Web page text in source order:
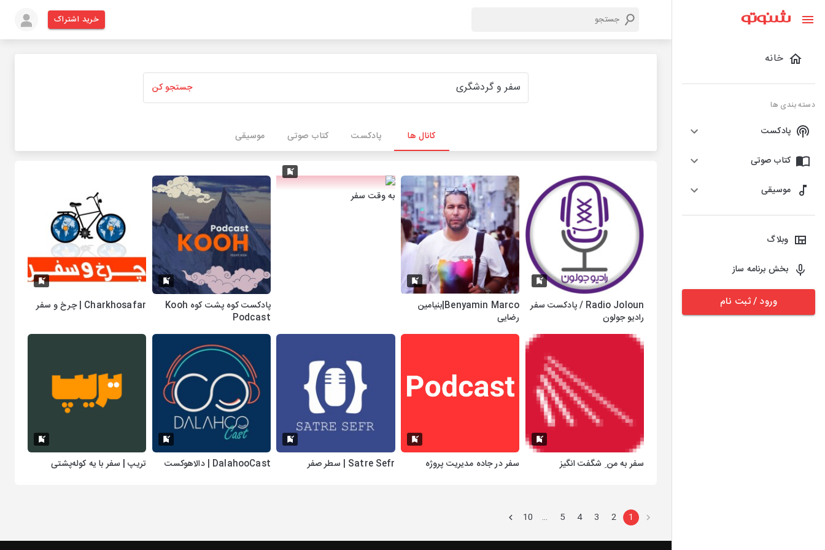
خانه
دسته بندی ها
پادکست
کتاب صوتی
موسیقی
وبلاگ
بخش برنامه ساز
ورود / ثبت نام
خرید اشتراک
جستجو کن
کانال ها پادکست کتاب صوتی موسیقی
Radio Joloun / پادکست سفر
رادیو جولون
Benyamin Marco|بنیامین
رضایی
به وقت سفر
پادکست کوه پشت کوه Kooh
Podcast
Charkhosafar | چرخ و سفر
سفر به من ِ شگفت انگیز سفر در جاده مدیریت پروژه Satre Sefr | سطر صفر DalahooCast | دالاهوکست تریپ | سفر با یه کوله‌پشتی
1
2
3
4
5
…
10